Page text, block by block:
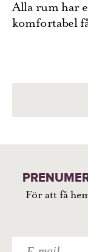
Alla rum har
komfortabel
För att få